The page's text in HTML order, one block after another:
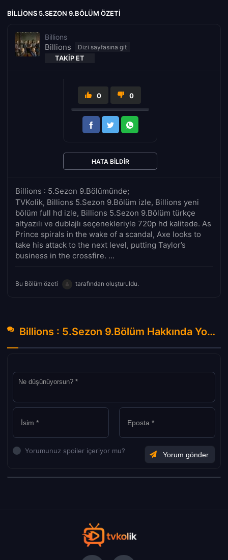
BILLIONS 5.SEZON 9.BÖLÜM ÖZETI
Billions
Billions
TAKIP ET
Billions : 5.Sezon 9.Bölümünde;
TVKolik, Billions 5.Sezon 9.Bölüm izle, Billions yeni
bölüm full hd izle, Billions 5.Sezon 9.Bölüm türkçe
altyazılı ve dublajlı seçenekleriyle 720p hd kalitede. As
Prince spirals in the wake of a scandal, Axe looks to
take his attack to the next level, putting Taylor’s
business in the crossfire. ...
Bu Bölüm özeti tarafından oluşturuldu.
0 0
HATA BILDIR
Billions : 5.Sezon 9.Bölüm Hakkında Yorumlar
Yorumunuz spoiler içeriyor mu?